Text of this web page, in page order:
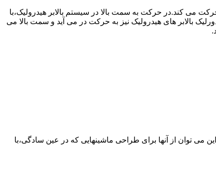
می کند.در حرکت به سمت بالا در سیستم بالابر هیدرولیک،با
بالابر های هیدرولیک نیز به حرکت در می آید و سمت بالا می
می توان از آنها برای طراحی ماشینهایی که در عین سادگی،با